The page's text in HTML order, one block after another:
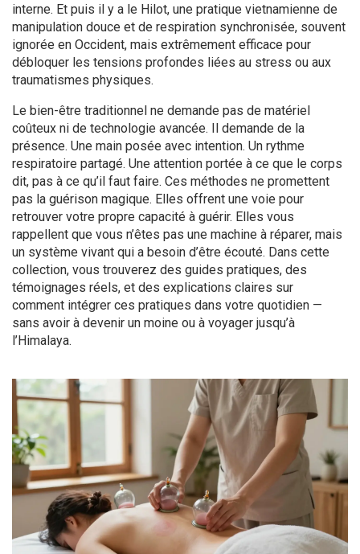
interne. Et puis il y a le Hilot, une pratique vietnamienne de
manipulation douce et de respiration synchronisée, souvent
ignorée en Occident, mais extrêmement efficace pour
débloquer les tensions profondes liées au stress ou aux
traumatismes physiques.
Le bien-être traditionnel ne demande pas de matériel
coûteux ni de technologie avancée. Il demande de la
présence. Une main posée avec intention. Un rythme
respiratoire partagé. Une attention portée à ce que le corps
dit, pas à ce qu’il faut faire. Ces méthodes ne promettent
pas la guérison magique. Elles offrent une voie pour
retrouver votre propre capacité à guérir. Elles vous
rappellent que vous n’êtes pas une machine à réparer, mais
un système vivant qui a besoin d’être écouté. Dans cette
collection, vous trouverez des guides pratiques, des
témoignages réels, et des explications claires sur
comment intégrer ces pratiques dans votre quotidien —
sans avoir à devenir un moine ou à voyager jusqu’à
l’Himalaya.